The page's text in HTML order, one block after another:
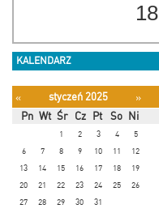
18
KALENDARZ
« styczeń 2025
»
Pn Wt Śr Cz Pt So Ni
1 2 3 4
5
6
7 8 9 10 11
12
13
14 15 16 17 18
19
20
21 22 23 24 25
26
27
28 29 30 31